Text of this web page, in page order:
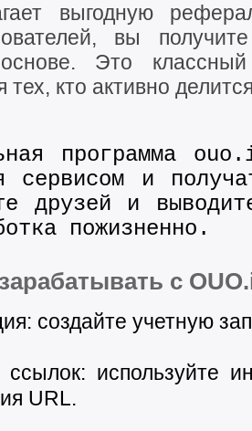
выгодную
вы
Это классный
тех, кто активно
программа
сервисом и
друзей и
пожизненно.
с
создайте учетную
ссылок: используйте
URL.